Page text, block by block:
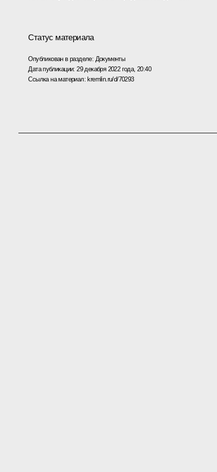
Статус материала
Опубликован в разделе: Документы
Дата публикации: 29 декабря 2022 года, 20:40
Ссылка на материал: kremlin.ru/d/70293